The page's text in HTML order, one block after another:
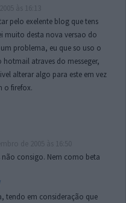
pelo exelente blog que tens
muito desta nova versao do
problema, eu que so uso o
atraves do messeger,
alterar algo para este em vez
o firefox.
não consigo. Nem como beta
tendo em consideração que